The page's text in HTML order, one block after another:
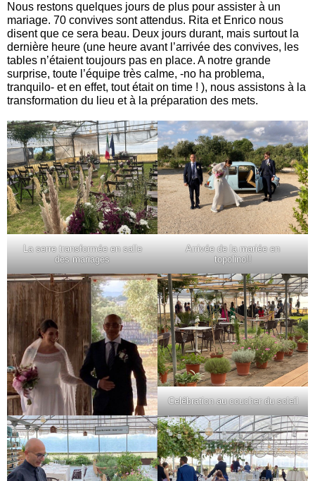
Nous restons quelques jours de plus pour assister à un
mariage. 70 convives sont attendus. Rita et Enrico nous
disent que ce sera beau. Deux jours durant, mais surtout la
dernière heure (une heure avant l’arrivée des convives, les
tables n’étaient toujours pas en place. A notre grande
surprise, toute l’équipe très calme, -no ha problema,
tranquilo- et en effet, tout était on time ! ), nous assistons à la
transformation du lieu et à la préparation des mets.
La serre transformée en salle
des mariages
Arrivée de la mariée en
topolino!!
Celébration au coucher du soleil